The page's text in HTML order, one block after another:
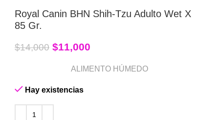
Royal Canin BHN Shih-Tzu Adulto Wet X
85 Gr.
$14,000 $11,000
ALIMENTO HÚMEDO
Hay existencias